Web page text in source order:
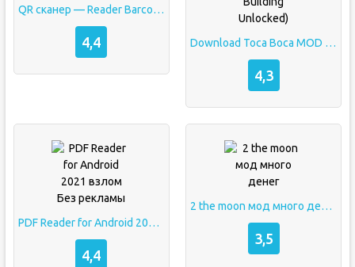
QR сканер — Reader Barcode (Мод, Unlocked)
4,4 Download Toca Boca MOD APK v1.66 (All Unlocked, Building Unlocked)
4,3
PDF Reader for Android 2021 взлом Без рекламы
4,4
2 the moon мод много денег
3,5